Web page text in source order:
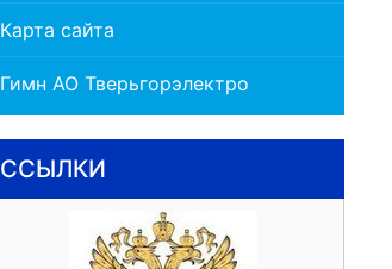
Карта сайта
Гимн АО Тверьгорэлектро
ССЫЛКИ